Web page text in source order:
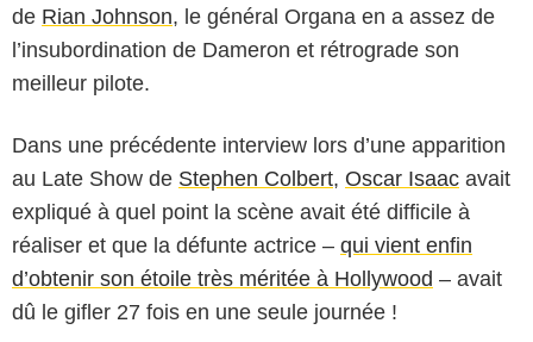
de Rian Johnson, le général Organa en a assez de
l’insubordination de Dameron et rétrograde son
meilleur pilote.
Dans une précédente interview lors d’une apparition
au Late Show de Stephen Colbert, Oscar Isaac avait
expliqué à quel point la scène avait été difficile à
réaliser et que la défunte actrice – qui vient enfin
d’obtenir son étoile très méritée à Hollywood – avait
dû le gifler 27 fois en une seule journée !